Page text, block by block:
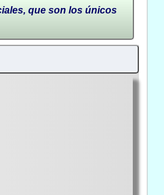
que son los únicos